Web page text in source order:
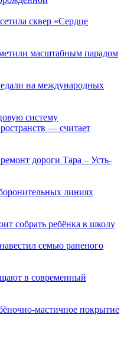
сквер «Сердце
масштабным парадом
на международных
систему
— считает
дороги Тара – Усть-
линиях
собрать ребёнка в школу
семью раненого
в современный
мастичное покрытие